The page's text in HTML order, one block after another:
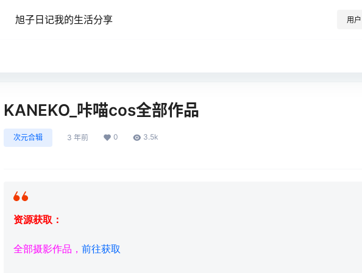
旭子日记我的生活分享 用户
KANEKO_咔喵cos全部作品
次元合辑 3 年前 0 3.5k
资源获取：
全部摄影作品， 前往获取